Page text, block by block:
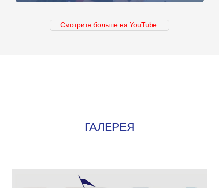
Смотрите больше на YouTube.
ГАЛЕРЕЯ